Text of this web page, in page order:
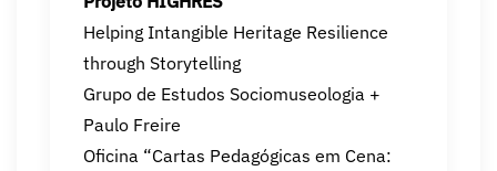
Helping Intangible Heritage Resilience
through Storytelling
Grupo de Estudos Sociomuseologia +
Paulo Freire
Oficina “Cartas Pedagógicas em Cena: